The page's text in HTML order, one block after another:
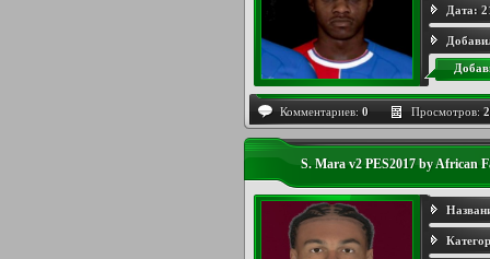
Дата:
Комментариев: 0 Просмотров:
S. Mara v2 PES2017 by African